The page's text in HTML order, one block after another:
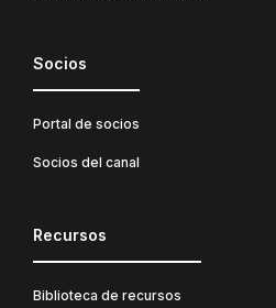
Socios
Portal de socios
Socios del canal
Recursos
Biblioteca de recursos